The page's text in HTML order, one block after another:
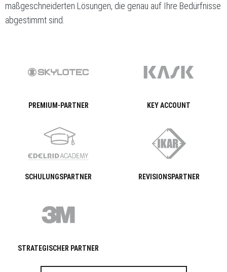
maßgeschneiderten Lösungen, die genau auf Ihre Bedürfnisse
abgestimmt sind.
PREMIUM-PARTNER KEY ACCOUNT
SCHULUNGSPARTNER REVISIONSPARTNER
STRATEGISCHER PARTNER